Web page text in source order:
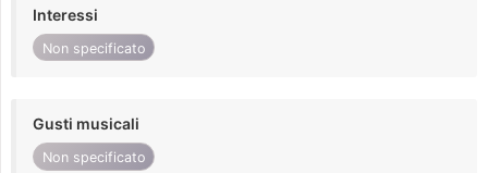
Interessi
Non specificato
Gusti musicali
Non specificato